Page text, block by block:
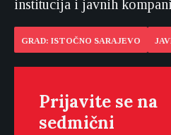
institucija i javnih
GRAD: ISTOČNO SARAJEVO
Prijavite se na
sedmični